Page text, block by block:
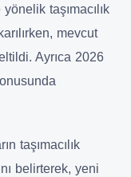
taşımacılık
mevcut
Ayrıca 2026
taşımacılık
belirterek, yeni